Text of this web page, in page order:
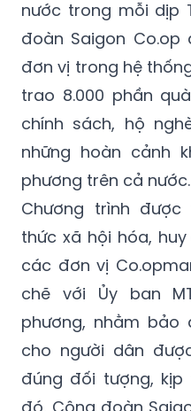
nước trong mỗi dịp
đoàn Saigon
đơn vị trong hệ
trao 8.000 phần
chính sách, hộ
những hoàn cảnh
phương trên cả nước.
Chương trình
thức xã hội hóa,
các đơn vị
chẽ với Ủy ban
phương, nhằm
cho người dân
đúng đối tượng, kịp